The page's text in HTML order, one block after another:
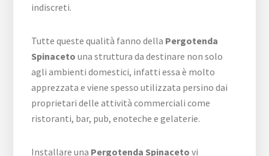
indiscreti.
Tutte queste qualità fanno della Pergotenda
Spinaceto una struttura da destinare non solo
agli ambienti domestici, infatti essa è molto
apprezzata e viene spesso utilizzata persino dai
proprietari delle attività commerciali come
ristoranti, bar, pub, enoteche e gelaterie.
Installare una Pergotenda Spinaceto vi